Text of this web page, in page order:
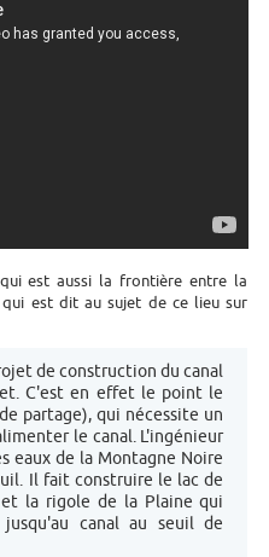
est aussi la frontière entre la
est dit au sujet de ce lieu sur
de construction du canal
C'est en effet le point le
partage), qui nécessite un
le canal. L'ingénieur
eaux de la Montagne Noire
Il fait construire le lac de
la rigole de la Plaine qui
canal au seuil de